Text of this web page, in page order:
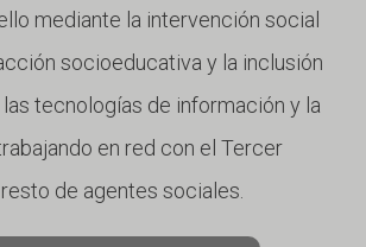
mediante la intervención social
socioeducativa y la inclusión
tecnologías de información y la
en red con el Tercer
de agentes sociales.